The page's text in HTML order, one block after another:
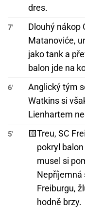
dres.
7'
Dlouhý nákop
Matanoviće,
jako tank a
balon jde na
6'
Anglický tým
Watkins si
Lienhartem
5' 🟨Treu, SC
pokryl
musel si
Nepříjemná
Freiburgu,
hodně brzy.